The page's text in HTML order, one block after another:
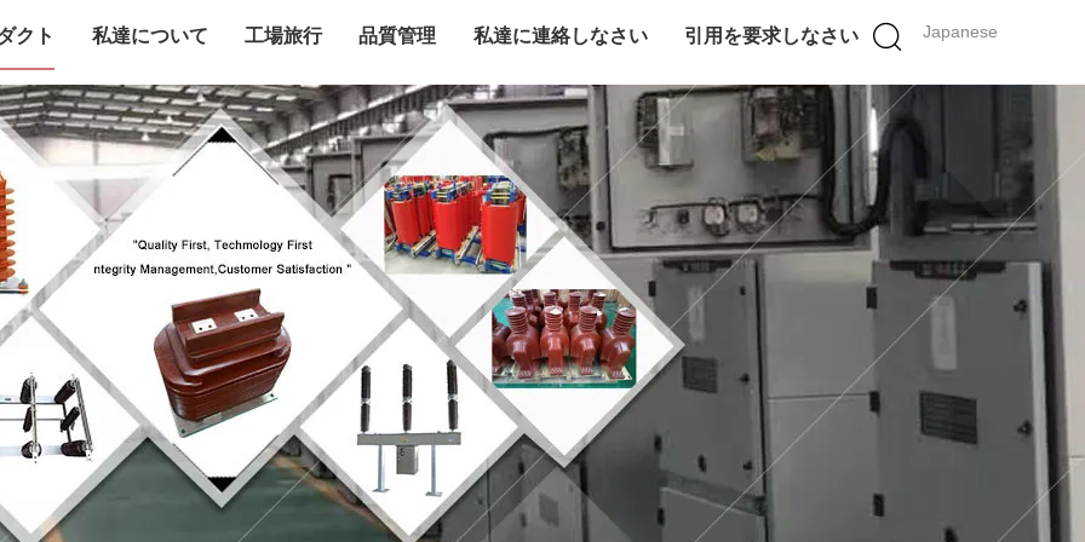
Japanese
クト 私達について 工場旅行 品質管理 私達に連絡しなさい 引用を要求しなさい